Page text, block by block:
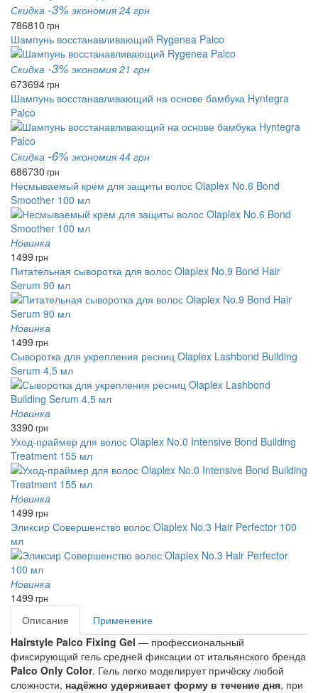
Скидка -3% экономия 24 грн
786810 грн
Шампунь восстанавливающий Rygenea Palco
Скидка -3% экономия 21 грн
673694грн
Шампунь восстанавливающий на основе бамбука Hyntegra
Palco
Скидка -6% экономия 44 грн
686730 грн
Несмываемый крем для защиты волос Olaplex No.6 Bond
Smoother 100 мл
Новинка
1499 грн
Питательная сыворотка для волос Olaplex No.9 Bond Hair
Serum 90 мл
Новинка
1499 грн
Сыворотка для укрепления ресниц Olaplex Lashbond Building
Serum 4,5 мл
Новинка
3390 грн
Уход-праймер для волос Olaplex No.0 Intensive Bond Building
Treatment 155 мл
Новинка
1499 грн
Эликсир Совершенство волос Olaplex No.3 Hair Perfector 100
мл
Новинка
1499 грн
Описание
Применение
Hairstyle Palco Fixing Gel — профессиональный
фиксирующий гель средней фиксации от итальянского бренда
Palco Only Color. Гель легко моделирует причёску любой
сложности, надёжно удерживает форму в течение дня, при